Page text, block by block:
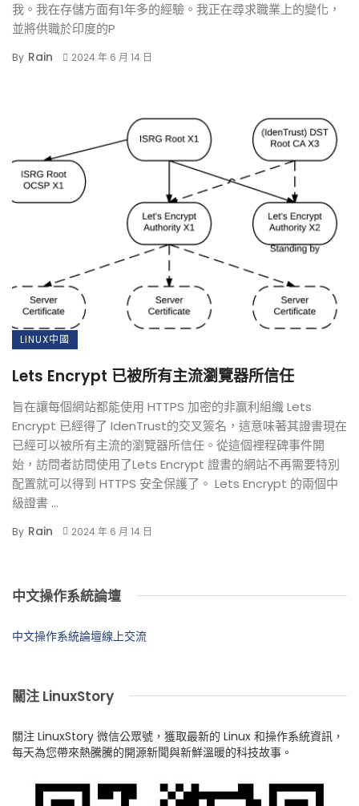
我。我在存儲方面有1年多的經驗。我正在尋求職業上的變化，
並將供職於印度的P
By Rain 2024 年 6 月 14 日
LINUX中國
Lets Encrypt 已被所有主流瀏覽器所信任
旨在讓每個網站都能使用 HTTPS 加密的非贏利組織 Lets
Encrypt 已經得了 IdenTrust的交叉簽名，這意味著其證書現在
已經可以被所有主流的瀏覽器所信任。從這個裡程碑事件開
始，訪問者訪問使用了Lets Encrypt 證書的網站不再需要特別
配置就可以得到 HTTPS 安全保護了。 Lets Encrypt 的兩個中
級證書 ...
By Rain 2024 年 6 月 14 日
中文操作系統論壇
中文操作系統論壇線上交流
關注 LinuxStory
關注 LinuxStory 微信公眾號，獲取最新的 Linux 和操作系統資訊，
每天為您帶來熱騰騰的開源新聞與新鮮溫暖的科技故事。